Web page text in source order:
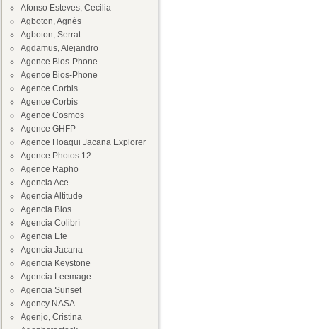
Afonso Esteves, Cecilia
Agboton, Agnès
Agboton, Serrat
Agdamus, Alejandro
Agence Bios-Phone
Agence Bios-Phone
Agence Corbis
Agence Corbis
Agence Cosmos
Agence GHFP
Agence Hoaqui Jacana Explorer
Agence Photos 12
Agence Rapho
Agencia Ace
Agencia Altitude
Agencia Bios
Agencia Colibrí
Agencia Efe
Agencia Jacana
Agencia Keystone
Agencia Leemage
Agencia Sunset
Agency NASA
Agenjo, Cristina